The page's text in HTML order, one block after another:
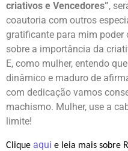
criativos e Vencedores”,
coautoria com outros
gratificante para mim poder
sobre a importância da
E, como mulher, entendo
dinâmico e maduro de
com dedicação vamos
machismo. Mulher, use a
limite!
Clique aqui e leia mais sobre